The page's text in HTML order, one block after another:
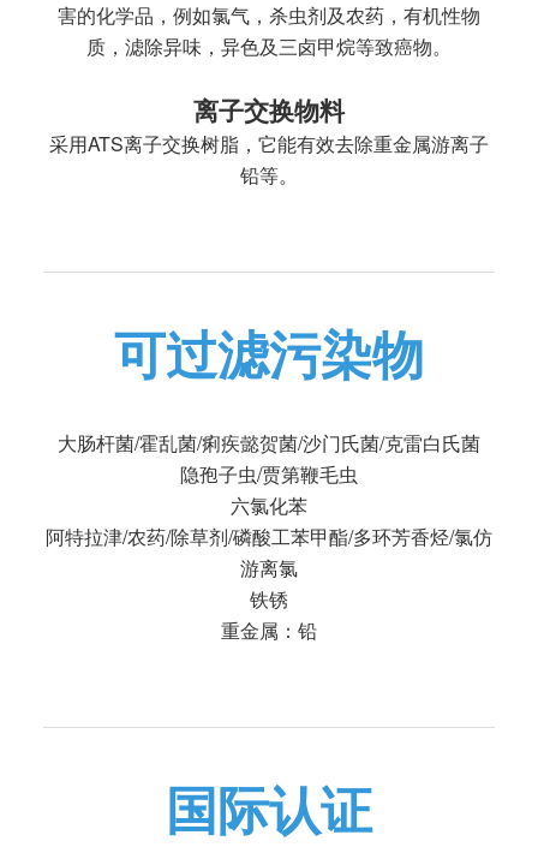
害的化学品，例如氯气，杀虫剂及农药，有机性物
质，滤除异味，异色及三卤甲烷等致癌物。
离子交换物料
采用ATS离子交换树脂，它能有效去除重金属游离子
铅等。
可过滤污染物
大肠杆菌/霍乱菌/痢疾懿贺菌/沙门氏菌/克雷白氏菌
隐孢子虫/贾第鞭毛虫
六氯化苯
阿特拉津/农药/除草剂/磷酸工苯甲酯/多环芳香烃/氯仿
游离氯
铁锈
重金属：铅
国际认证